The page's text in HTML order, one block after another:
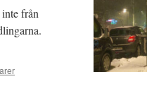
från